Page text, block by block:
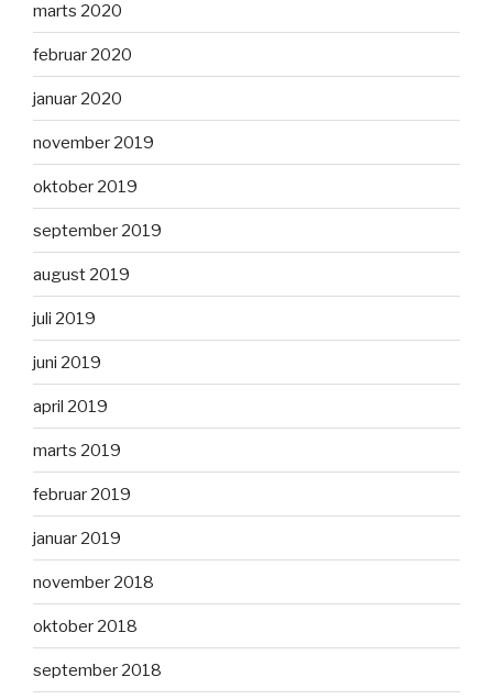
marts 2020
februar 2020
januar 2020
november 2019
oktober 2019
september 2019
august 2019
juli 2019
juni 2019
april 2019
marts 2019
februar 2019
januar 2019
november 2018
oktober 2018
september 2018